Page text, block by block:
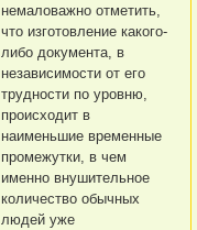
немаловажно отметить,
что изготовление какого-
либо документа, в
независимости от его
трудности по уровню,
происходит в
наименьшие временные
промежутки, в чем
именно внушительное
количество обычных
людей уже